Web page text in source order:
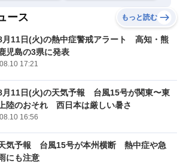
ース もっと読む
月11日(火)の熱中症警戒アラート 高知・熊
児島の3県に発表
17:21
月11日(火)の天気予報 台風15号が関東〜東
陸のおそれ 西日本は厳しい暑さ
16:56
気予報 台風15号が本州横断 熱中症や急
にも注意